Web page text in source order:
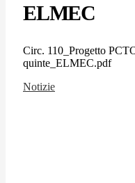
ELMEC
Circ. 110_Progetto
quinte_ELMEC.pdf
Notizie